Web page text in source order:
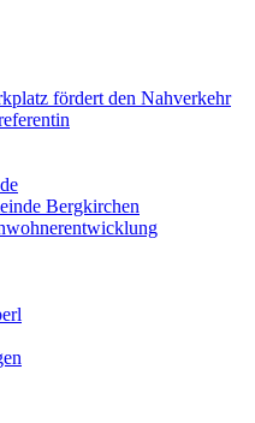
fördert den Nahverkehr
Bergkirchen